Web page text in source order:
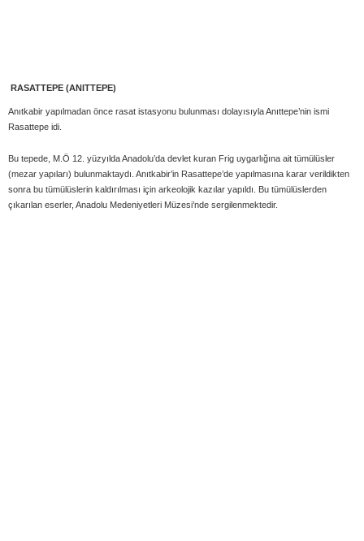
RASATTEPE (ANITTEPE)
Anıtkabir yapılmadan önce rasat istasyonu bulunması dolayısıyla Anıttepe’nin ismi
Rasattepe idi.
Bu tepede, M.Ö 12. yüzyılda Anadolu’da devlet kuran Frig uygarlığına ait tümülüsler
(mezar yapıları) bulunmaktaydı. Anıtkabir’in Rasattepe’de yapılmasına karar verildikten
sonra bu tümülüslerin kaldırılması için arkeolojik kazılar yapıldı. Bu tümülüslerden
çıkarılan eserler, Anadolu Medeniyetleri Müzesi’nde sergilenmektedir.